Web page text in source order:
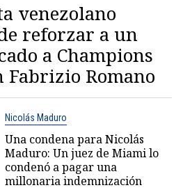
venezolano
reforzar a un
a Champions
Fabrizio Romano
Nicolás Maduro
Una condena para Nicolás
Maduro: Un juez de Miami lo
condenó a pagar una
millonaria indemnización